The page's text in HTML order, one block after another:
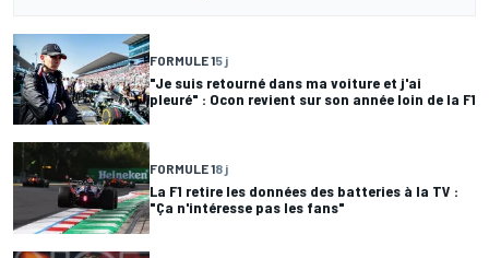
FORMULE 15 j
"Je suis retourné dans ma voiture et j'ai
pleuré" : Ocon revient sur son année loin de la F1
FORMULE 18 j
La F1 retire les données des batteries à la TV :
"Ça n'intéresse pas les fans"